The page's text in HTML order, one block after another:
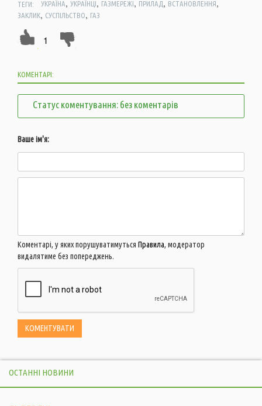
ТЕГИ: УКРАЇНА, УКРАЇНЦІ, ГАЗМЕРЕЖІ, ПРИЛАД, ВСТАНОВЛЕННЯ,
ЗАКЛИК, СУСПІЛЬСТВО, ГАЗ
1
КОМЕНТАРІ:
Статус коментування: без коментарів
Ваше ім'я:
Коментарі, у яких порушуватимуться Правила, модератор
видалятиме без попереджень.
ОСТАННІ НОВИНИ